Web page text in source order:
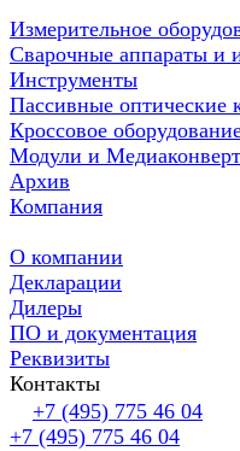
Измерительное
Сварочные аппараты и
Инструменты
Пассивные оптические
Кроссовое
Модули и
Архив
Компания
О компании
Декларации
Дилеры
ПО и документация
Реквизиты
Контакты
+7 (495) 775 46 04
+7 (495) 775 46 04